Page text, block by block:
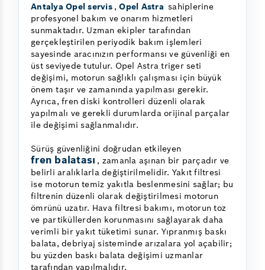
Antalya Opel servis ,Opel Astra sahiplerine
profesyonel bakım ve onarım hizmetleri
sunmaktadır. Uzman ekipler tarafından
gerçekleştirilen periyodik bakım işlemleri
sayesinde aracınızın performansı ve güvenliği en
üst seviyede tutulur. Opel Astra triger seti
değişimi, motorun sağlıklı çalışması için büyük
önem taşır ve zamanında yapılması gerekir.
Ayrıca, fren diski kontrolleri düzenli olarak
yapılmalı ve gerekli durumlarda orijinal parçalar
ile değişimi sağlanmalıdır.
Sürüş güvenliğini doğrudan etkileyen
fren balatası , zamanla aşınan bir parçadır ve
belirli aralıklarla değiştirilmelidir. Yakıt filtresi
ise motorun temiz yakıtla beslenmesini sağlar; bu
filtrenin düzenli olarak değiştirilmesi motorun
ömrünü uzatır. Hava filtresi bakımı, motorun toz
ve partiküllerden korunmasını sağlayarak daha
verimli bir yakıt tüketimi sunar. Yıpranmış baskı
balata, debriyaj sisteminde arızalara yol açabilir;
bu yüzden baskı balata değişimi uzmanlar
tarafından yapılmalıdır.